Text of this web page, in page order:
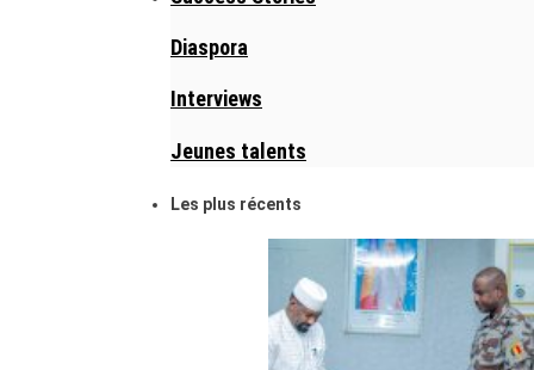
Diaspora
Interviews
Jeunes talents
Les plus récents